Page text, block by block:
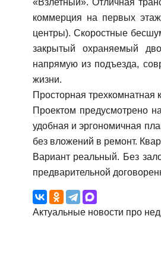
коммерция на первых
центры). Скоростные
закрытый охраняемый
напрямую из подъезда,
жизни.
Просторная трехкомнатная
Проектом предусмотрено
удобная и эргономичная
без вложений в ремонт.
Вариант реальный. Без
предварительной
Актуальные новости про